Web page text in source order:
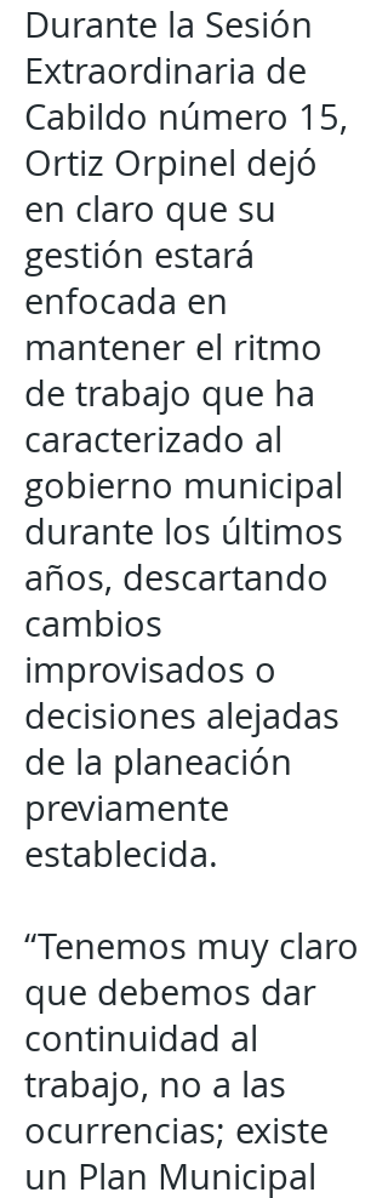
Durante la Sesión
Extraordinaria de
Cabildo número 15,
Ortiz Orpinel dejó
en claro que su
gestión estará
enfocada en
mantener el ritmo
de trabajo que ha
caracterizado al
gobierno municipal
durante los últimos
años, descartando
cambios
improvisados o
decisiones alejadas
de la planeación
previamente
establecida.
“Tenemos muy claro
que debemos dar
continuidad al
trabajo, no a las
ocurrencias; existe
un Plan Municipal